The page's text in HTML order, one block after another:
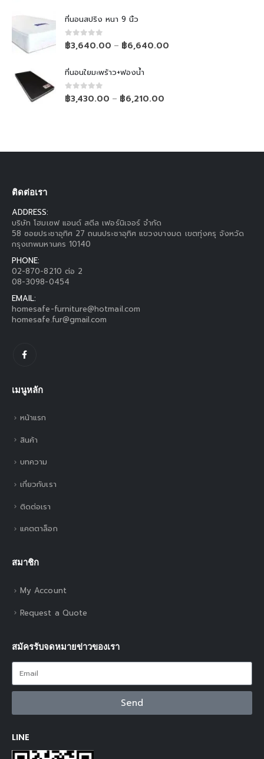
ที่นอนสปริง หนา 9 นิ้ว
0out of 5
฿3,640.00 – ฿6,640.00
ที่นอนใยมะพร้าว+ฟองน้ำ
0out of 5
฿3,430.00 – ฿6,210.00
ติดต่อเรา
ADDRESS:
บริษัท โฮมเซฟ แอนด์ สตีล เฟอร์นิเจอร์ จำกัด
58 ซอยประชาอุทิศ 27 ถนนประชาอุทิศ แขวงบางมด เขตทุ่งครุ จังหวัด
กรุงเทพมหานคร 10140
PHONE:
02-870-8210 ต่อ 2
08-3098-0454
EMAIL:
homesafe-furniture@hotmail.com
homesafe.fur@gmail.com
เมนูหลัก
หน้าแรก
สินค้า
บทความ
เกี่ยวกับเรา
ติดต่อเรา
แคตตาล็อก
สมาชิก
My Account
Request a Quote
สมัครรับจดหมายข่าวของเรา
Send
LINE